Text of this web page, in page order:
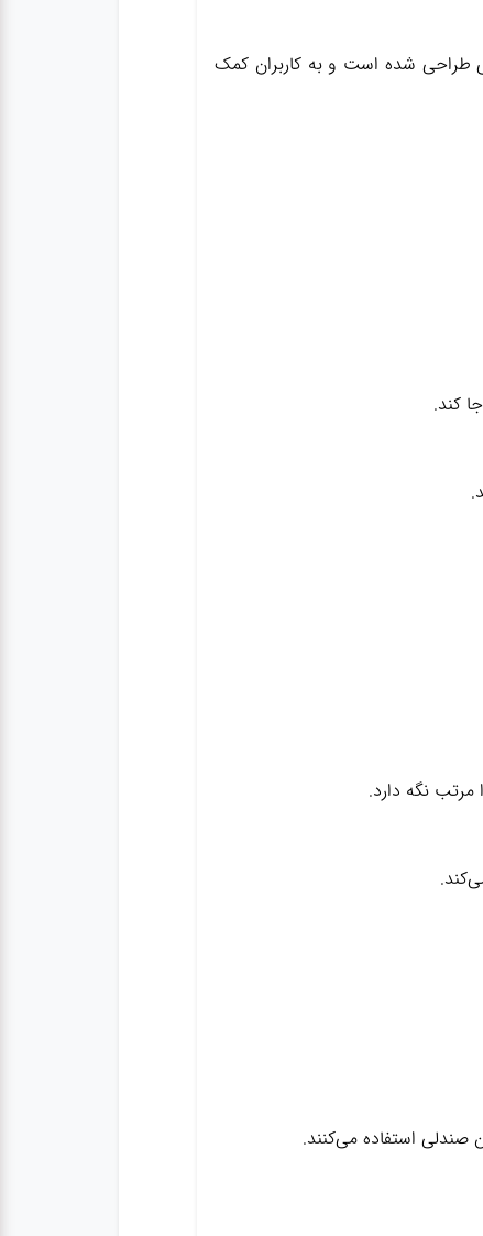
طراحی شده است و به کاربران کمک
کند.
نگه دارد.
صندلی استفاده می‌کنند.